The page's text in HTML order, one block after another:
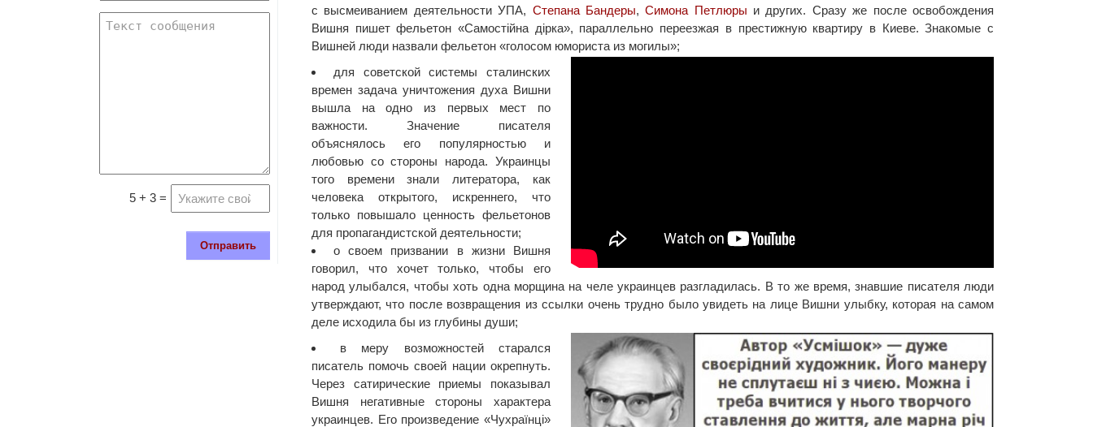
с высмеиванием деятельности УПА, Степана Бандеры,Симона Петлюры и других. Сразу же после освобождения
Вишня пишет фельетон «Самостійна дірка», параллельно переезжая в престижную квартиру в Киеве. Знакомые с
Вишней люди назвали фельетон «голосом юмориста из могилы»;
для советской системы сталинских
времен задача уничтожения духа Вишни
вышла на одно из первых мест по
важности. Значение писателя
объяснялось его популярностью и
любовью со стороны народа. Украинцы
того времени знали литератора, как
человека открытого, искреннего, что
только повышало ценность фельетонов
для пропагандистской деятельности;
о своем призвании в жизни Вишня
говорил, что хочет только, чтобы его
народ улыбался, чтобы хоть одна морщина на челе украинцев разгладилась. В то же время, знавшие писателя люди
утверждают, что после возвращения из ссылки очень трудно было увидеть на лице Вишни улыбку, которая на самом
деле исходила бы из глубины души;
в меру возможностей старался
писатель помочь своей нации окрепнуть.
Через сатирические приемы показывал
Вишня негативные стороны характера
украинцев. Его произведение «Чухраїнці»
5 + 3 =
Отправить